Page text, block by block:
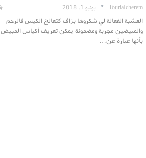
TouriaIcherem يونيو 1, 2018
العشبة الفعالة لي شكروها بزاف كتعالج الكيس فالرحم
والمبيضين مجربة ومضمونة يمكن تعريف أكياس المبيض
بأنها عبارة عن…